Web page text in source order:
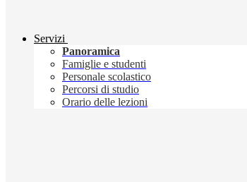
Servizi
Panoramica
Famiglie e studenti
Personale scolastico
Percorsi di studio
Orario delle lezioni